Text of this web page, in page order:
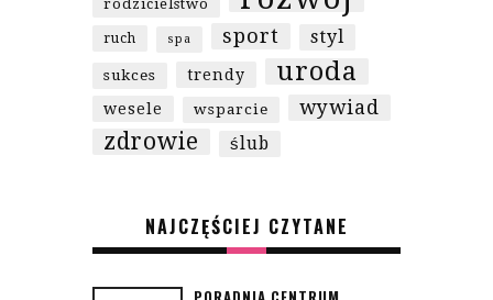
rodzicielstwo
ruch spa sport styl
sukces trendy uroda
wesele wsparcie wywiad
zdrowie ślub
NAJCZĘŚCIEJ CZYTANE